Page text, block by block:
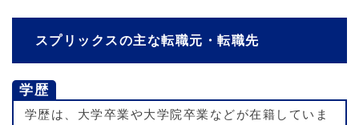
スプリックスの主な転職元・転職先
学歴
学歴は、大学卒業や大学院卒業などが在籍していま